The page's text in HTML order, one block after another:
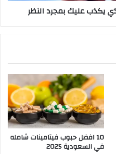
يكذب عليك بمجرد النظر
10 افضل حبوب فيتامينات شامله​
في السعودية 2025